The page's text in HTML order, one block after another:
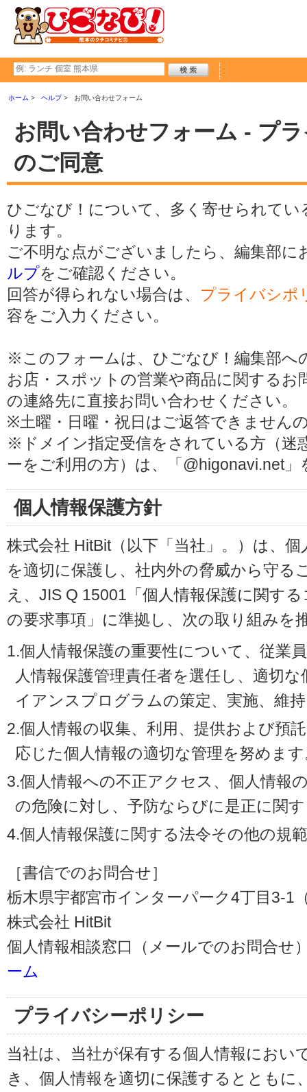
ホーム ヘルプ お問い合わせフォーム
お問い合わせフォーム - プ
のご同意
ひごなび！について、多く寄せられてい
ります。
ご不明な点がございましたら、編集部
ルプをご確認ください。
回答が得られない場合は、 プライバシポ
容をご入力ください。
※このフォームは、ひごなび！編集部へ
お店・スポットの営業や商品に関する
の連絡先に直接お問い合わせください。
※土曜・日曜・祝日はご返答できません
※ドメイン指定受信をされている方（迷
ーをご利用の方）は、「@higonavi.net
個人情報保護方針
株式会社 HitBit（以下「当社」。）は、
を適切に保護し、社内外の脅威から守る
え、JIS Q 15001「個人情報保護に関す
の要求事項」に準拠し、次の取り組みを
1.個人情報保護の重要性について、従業
人情報保護管理責任者を選任し、適切
イアンスプログラムの策定、実施、維
2.個人情報の収集、利用、提供および預
応じた個人情報の適切な管理を努めま
3.個人情報への不正アクセス、個人情報
の危険に対し、予防ならびに是正に関
4.個人情報保護に関する法令その他の規
［書信でのお問合せ］
栃木県宇都宮市インターパーク4丁目3-1
株式会社 HitBit
個人情報相談窓口（メールでのお問合せ
ーム
プライバシーポリシー
当社は、当社が保有する個人情報におい
き、個人情報を適切に保護するとともに